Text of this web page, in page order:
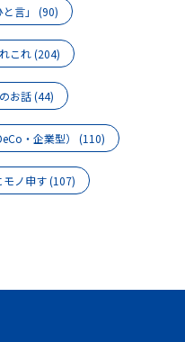
言」 (90)
これ(204)
お話(44)
・企業型） (110)
モノ申す(107)